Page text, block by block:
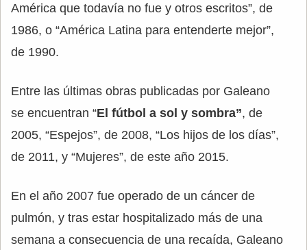
América que todavía no fue y otros escritos”, de
1986, o “América Latina para entenderte mejor”,
de 1990.
Entre las últimas obras publicadas por Galeano
se encuentran “El fútbol a sol y sombra”, de
2005, “Espejos”, de 2008, “Los hijos de los días”,
de 2011, y “Mujeres”, de este año 2015.
En el año 2007 fue operado de un cáncer de
pulmón, y tras estar hospitalizado más de una
semana a consecuencia de una recaída, Galeano